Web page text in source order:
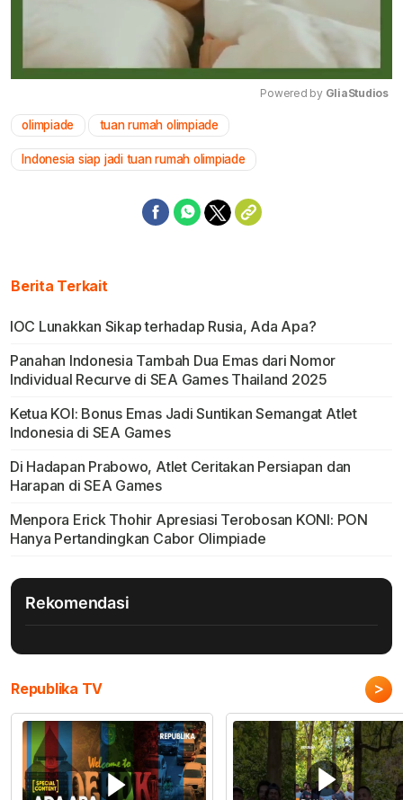
Powered by GliaStudios
olimpiade tuan rumah olimpiade
Indonesia siap jadi tuan rumah olimpiade
Berita Terkait
IOC Lunakkan Sikap terhadap Rusia, Ada Apa?
Panahan Indonesia Tambah Dua Emas dari Nomor
Individual Recurve di SEA Games Thailand 2025
Ketua KOI: Bonus Emas Jadi Suntikan Semangat Atlet
Indonesia di SEA Games
Di Hadapan Prabowo, Atlet Ceritakan Persiapan dan
Harapan di SEA Games
Menpora Erick Thohir Apresiasi Terobosan KONI: PON
Hanya Pertandingkan Cabor Olimpiade
Rekomendasi
Republika TV >